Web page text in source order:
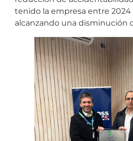
tenido la empresa entre 2024
alcanzando una disminución